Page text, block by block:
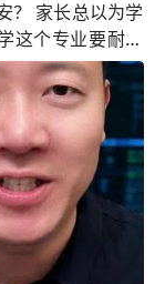
？ 家长总以为学
这个专业要耐得
报避坑指南